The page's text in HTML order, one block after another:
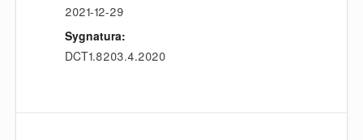
2021-12-29
Sygnatura:
DCT1.8203.4.2020